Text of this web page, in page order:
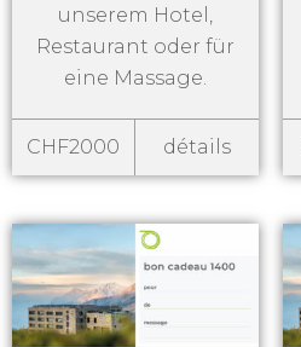
unserem Hotel,
Restaurant oder für
eine Massage.
CHF2000 détails